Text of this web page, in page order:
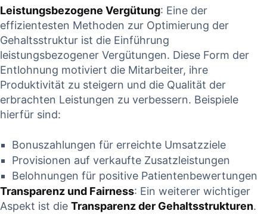
Leistungsbezogene Vergütung: Eine der
effizientesten Methoden zur‍ Optimierung⁢ der‌
Gehaltsstruktur ist ⁢die Einführung
leistungsbezogener Vergütungen.​ Diese Form⁢ der
Entlohnung motiviert die ⁣Mitarbeiter, ihre
Produktivität‍ zu steigern und die Qualität der
erbrachten⁣ Leistungen zu verbessern. Beispiele
hierfür sind:
Bonuszahlungen für erreichte Umsatzziele
Provisionen ​auf verkaufte Zusatzleistungen
Belohnungen⁢ für positive Patientenbewertungen
Transparenz‍ und Fairness: Ein weiterer wichtiger
⁢Aspekt ist⁢ die Transparenz der Gehaltsstrukturen.